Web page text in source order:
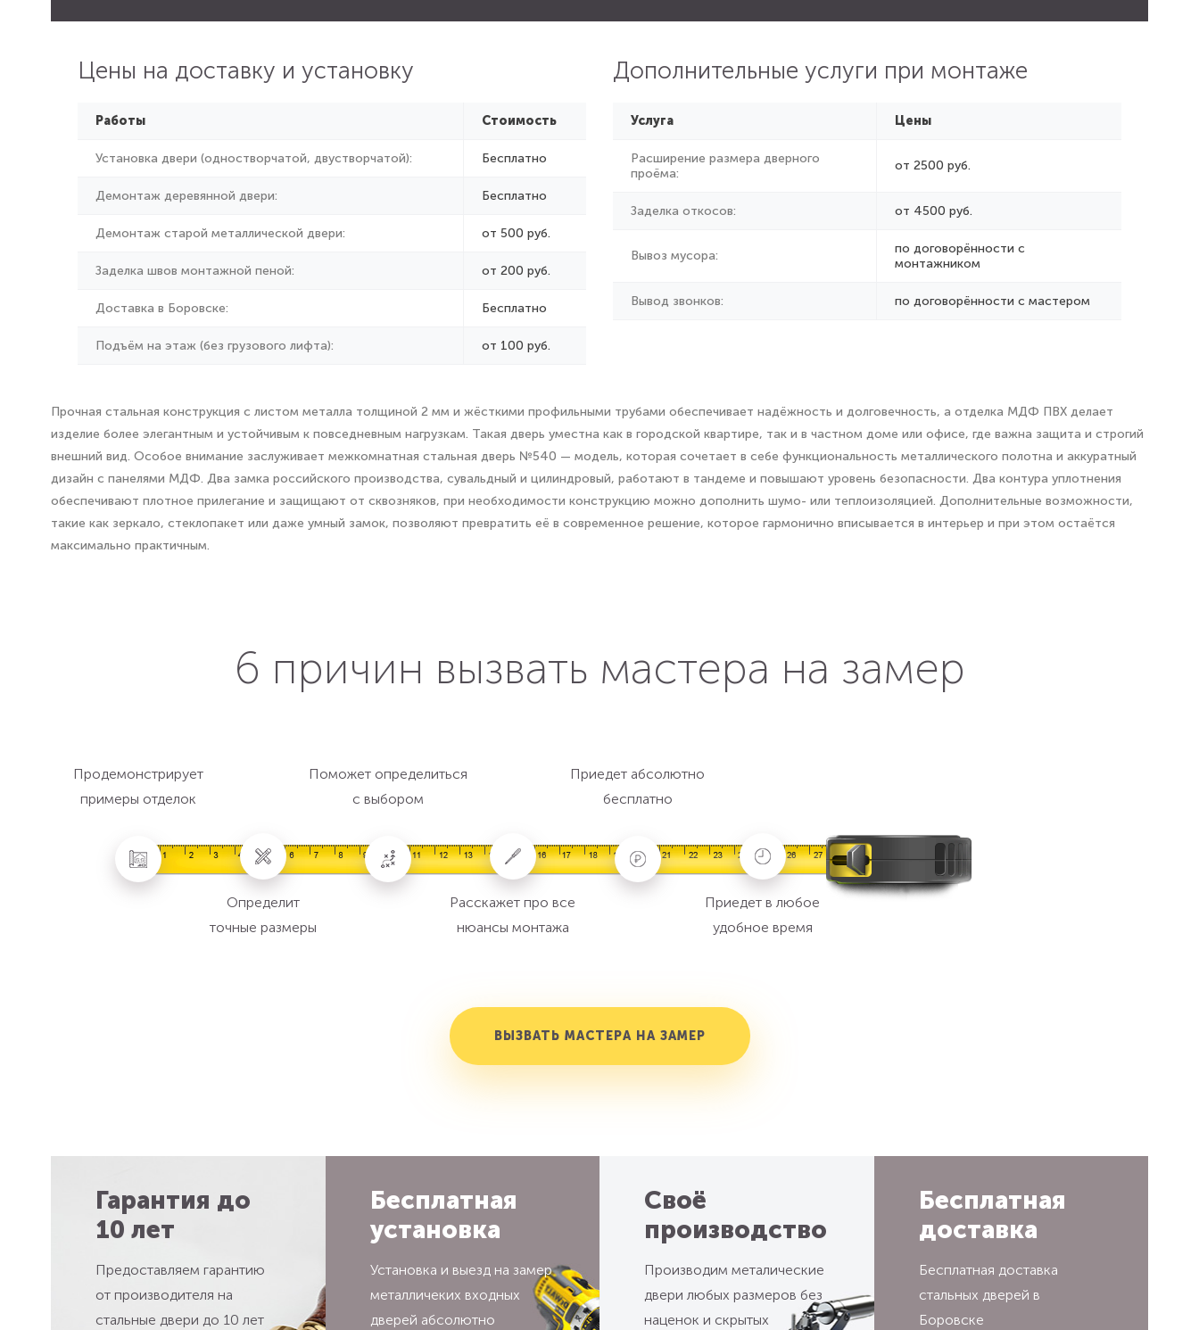
Цены на доставку и установку
Работы Стоимость
Установка двери (одностворчатой, двустворчатой): Бесплатно
Демонтаж деревянной двери: Бесплатно
Демонтаж старой металлической двери: от 500 руб.
Заделка швов монтажной пеной: от 200 руб.
Доставка в Боровске: Бесплатно
Подъём на этаж (без грузового лифта): от 100 руб.
Дополнительные услуги при монтаже
Услуга Цены
Расширение размера дверного
проёма:
от 2500 руб.
Заделка откосов: от 4500 руб.
Вывоз мусора:
по договорённости с
монтажником
Вывод звонков: по договорённости с мастером
Прочная стальная конструкция с листом металла толщиной 2 мм и жёсткими профильными трубами обеспечивает надёжность и долговечность, а отделка МДФ ПВХ делает
изделие более элегантным и устойчивым к повседневным нагрузкам. Такая дверь уместна как в городской квартире, так и в частном доме или офисе, где важна защита и строгий
внешний вид. Особое внимание заслуживает межкомнатная стальная дверь №540 — модель, которая сочетает в себе функциональность металлического полотна и аккуратный
дизайн с панелями МДФ. Два замка российского производства, сувальдный и цилиндровый, работают в тандеме и повышают уровень безопасности. Два контура уплотнения
обеспечивают плотное прилегание и защищают от сквозняков, при необходимости конструкцию можно дополнить шумо- или теплоизоляцией. Дополнительные возможности,
такие как зеркало, стеклопакет или даже умный замок, позволяют превратить её в современное решение, которое гармонично вписывается в интерьер и при этом остаётся
максимально практичным.
6 причин вызвать мастера на замер
Продемонстрирует
примеры отделок
Определит
точные размеры
Поможет определиться
с выбором
Расскажет про все
нюансы монтажа
Приедет абсолютно
бесплатно
Приедет в любое
удобное время
ВЫЗВАТЬ МАСТЕРА НА ЗАМЕР
Гарантия до
10 лет
Предоставляем гарантию
от производителя на
стальные двери до 10 лет
Бесплатная
установка
Установка и выезд на замер
металличеких входных
дверей абсолютно
Своё
производство
Производим металические
двери любых размеров без
наценок и скрытых
Бесплатная
доставка
Бесплатная доставка
стальных дверей в
Боровске